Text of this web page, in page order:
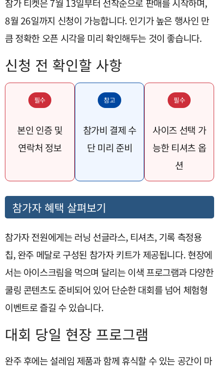
8월 26일까지 신청이 가능합니다. 인기가 높은 행사인 만
큼 정확한 오픈 시각을 미리 확인해두는 것이 좋습니다.
신청 전 확인할 사항
필수
본인 인증 및
연락처 정보
참고
참가비 결제 수
단 미리 준비
필수
사이즈 선택 가
능한 티셔츠 옵
션
참가자 혜택 살펴보기
참가자 전원에게는 러닝 선글라스, 티셔츠, 기록 측정용
칩, 완주 메달로 구성된 참가자 키트가 제공됩니다. 현장에
서는 아이스크림을 먹으며 달리는 이색 프로그램과 다양한
쿨링 콘텐츠도 준비되어 있어 단순한 대회를 넘어 체험형
이벤트로 즐길 수 있습니다.
대회 당일 현장 프로그램
완주 후에는 설레임 제품과 함께 휴식할 수 있는 공간이 마